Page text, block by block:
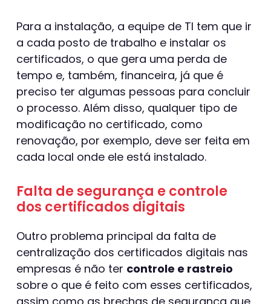
Para a instalação, a equipe de TI tem que ir
a cada posto de trabalho e instalar os
certificados, o que gera uma perda de
tempo e, também, financeira, já que é
preciso ter algumas pessoas para concluir
o processo. Além disso, qualquer tipo de
modificação no certificado, como
renovação, por exemplo, deve ser feita em
cada local onde ele está instalado.
Falta de segurança e controle
dos certificados digitais
Outro problema principal da falta de
centralização dos certificados digitais nas
empresas é não ter controle e rastreio
sobre o que é feito com esses certificados,